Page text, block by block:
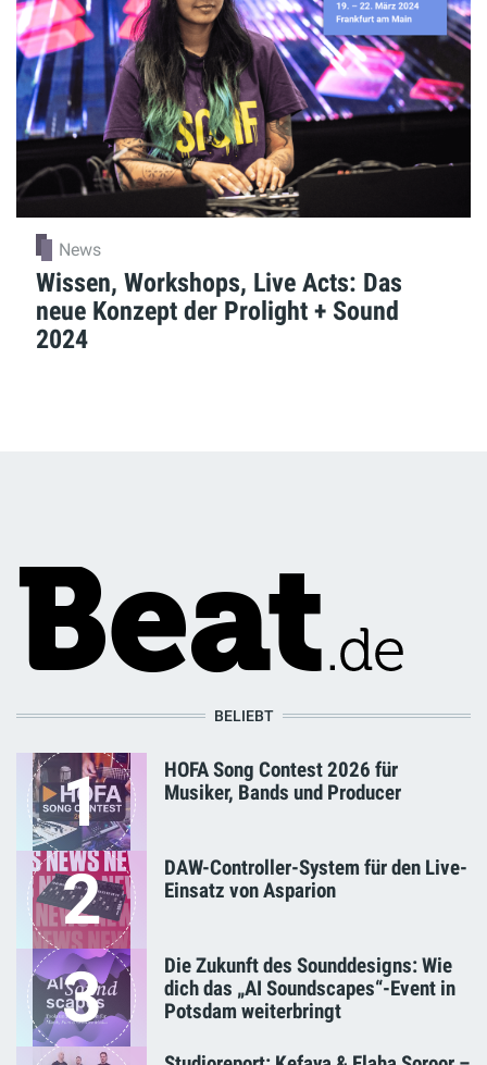
News
Wissen, Workshops, Live Acts: Das
neue Konzept der Prolight + Sound
2024
BELIEBT
1
HOFA Song Contest 2026 für
Musiker, Bands und Producer
2
DAW-Controller-System für den Live-
Einsatz von Asparion
3
Die Zukunft des Sounddesigns: Wie
dich das „AI Soundscapes“-Event in
Potsdam weiterbringt